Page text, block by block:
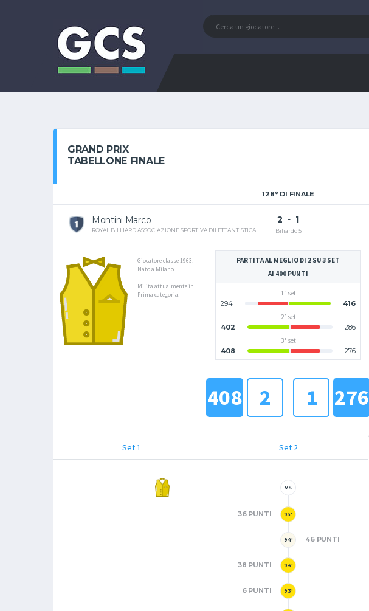
GRAND PRIX
TABELLONE FINALE
128° DI FINALE
Montini Marco
ROYAL BILLIARD ASSOCIAZIONE SPORTIVA DILETTANTISTICA
2 - 1
Biliardo 5
PARTITA AL MEGLIO DI 2 SU 3 SET
AI 400 PUNTI
1° set
294
416
2° set
402
286
3° set
408
276
Giocatore classe 1963.
Nato a Milano.
Milita attualmente in
Prima categoria.
2
408 1 276
Set 1 Set 2
VS
95'
36 PUNTI
94' 46 PUNTI
94'
38 PUNTI
93'
6 PUNTI